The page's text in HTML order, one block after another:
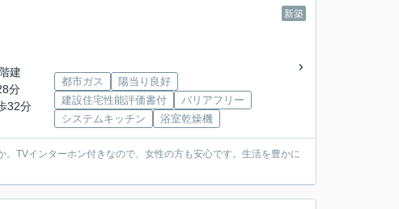
新築
建
分
32分
都市ガス
陽当り良好
建設住宅性能評価書付
バリアフリー
システムキッチン
浴室乾燥機
TVインターホン付きなので、女性の方も安心です。生活を豊かに